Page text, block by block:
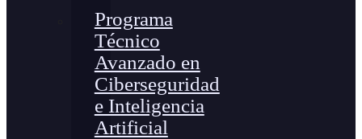
Programa
Técnico
Avanzado en
Ciberseguridad
e Inteligencia
Artificial